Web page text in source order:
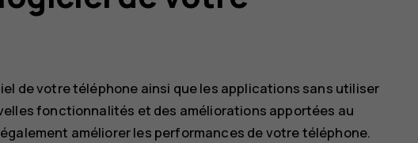
de votre téléphone ainsi que les applications sans utiliser
fonctionnalités et des améliorations apportées au
améliorer les performances de votre téléphone.